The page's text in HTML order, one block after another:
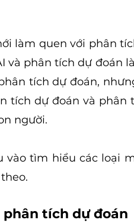
làm quen với phân
và phân tích dự đoán
tích dự đoán,
tích dự đoán và phân
người.
vào tìm hiểu các loại
phân tích dự đoán